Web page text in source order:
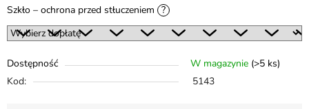
Szkło – ochrona przed stłuczeniem ?
Dostępność W magazynie (>5 ks)
Kod:
5143